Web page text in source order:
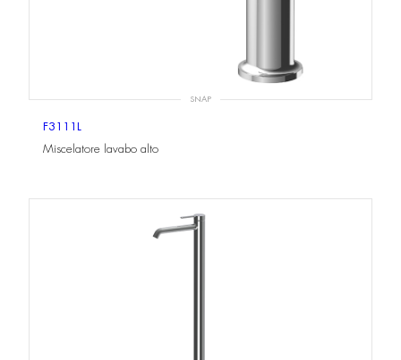
SNAP
F3111L
Miscelatore lavabo alto